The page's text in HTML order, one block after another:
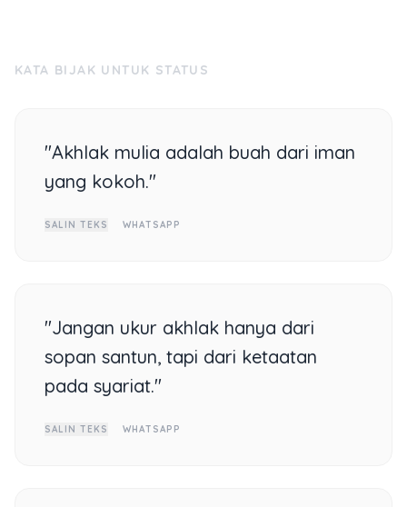
KATA BIJAK UNTUK STATUS
"Akhlak mulia adalah buah dari iman
yang kokoh."
SALIN TEKS WHATSAPP
"Jangan ukur akhlak hanya dari
sopan santun, tapi dari ketaatan
pada syariat."
SALIN TEKS WHATSAPP